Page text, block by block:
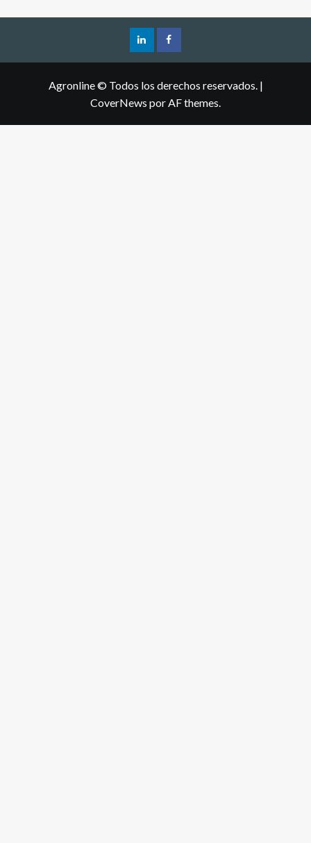
Agronline © Todos los derechos reservados. |
CoverNews por AF themes.